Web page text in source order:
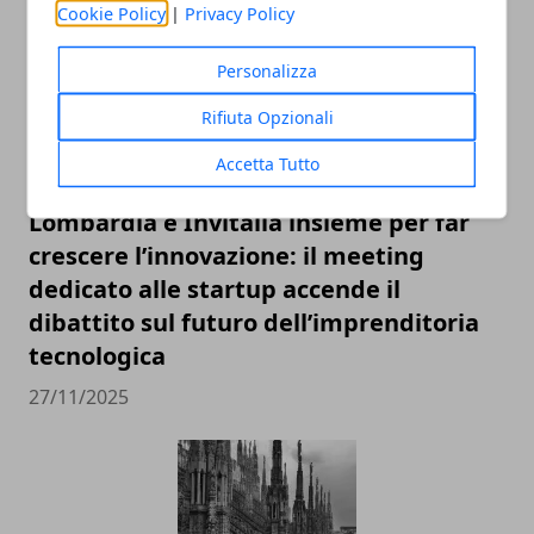
Cookie Policy | Privacy Policy
Personalizza
Rifiuta Opzionali
Accetta Tutto
Lombardia e Invitalia insieme per far
crescere l’innovazione: il meeting
dedicato alle startup accende il
dibattito sul futuro dell’imprenditoria
tecnologica
27/11/2025